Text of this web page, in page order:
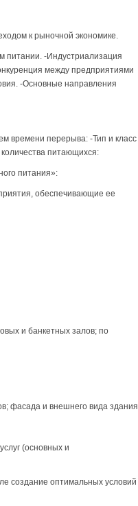
к рыночной экономике.
питании. -Индустриализация
между предприятиями
-Основные направления
времени перерыва: -Тип и класс
питающихся:
питания»:
обеспечивающие ее
и банкетных залов; по
фасада и внешнего вида здания
(основных и
создание оптимальных условий